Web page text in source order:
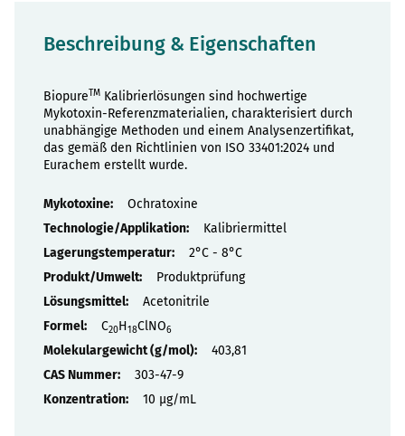
Beschreibung & Eigenschaften
BiopureTM Kalibrierlösungen sind hochwertige
Mykotoxin-Referenzmaterialien, charakterisiert durch
unabhängige Methoden und einem Analysenzertifikat,
das gemäß den Richtlinien von ISO 33401:2024 und
Eurachem erstellt wurde.
Eigenschaften
Ochratoxine
Kalibriermittel
2°C - 8°C
Produktprüfung
Acetonitrile
C20H18ClNO6
403,81
303-47-9
10 µg/mL